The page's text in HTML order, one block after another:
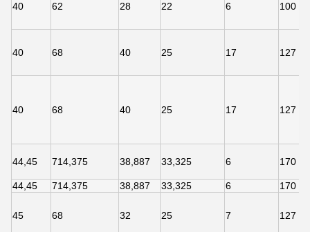
40 62 28 22 6 100
40 68 40 25 17 127
40 68 40 25 17 127
44,45 714,375 38,887 33,325 6 170
44,45 714,375 38,887 33,325 6 170
45 68 32 25 7 127